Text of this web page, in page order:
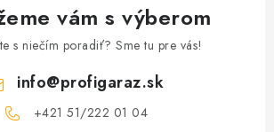
vám s výberom
s niečím poradiť? Sme tu pre vás!
info@profigaraz.sk
+421 51/222 01 04